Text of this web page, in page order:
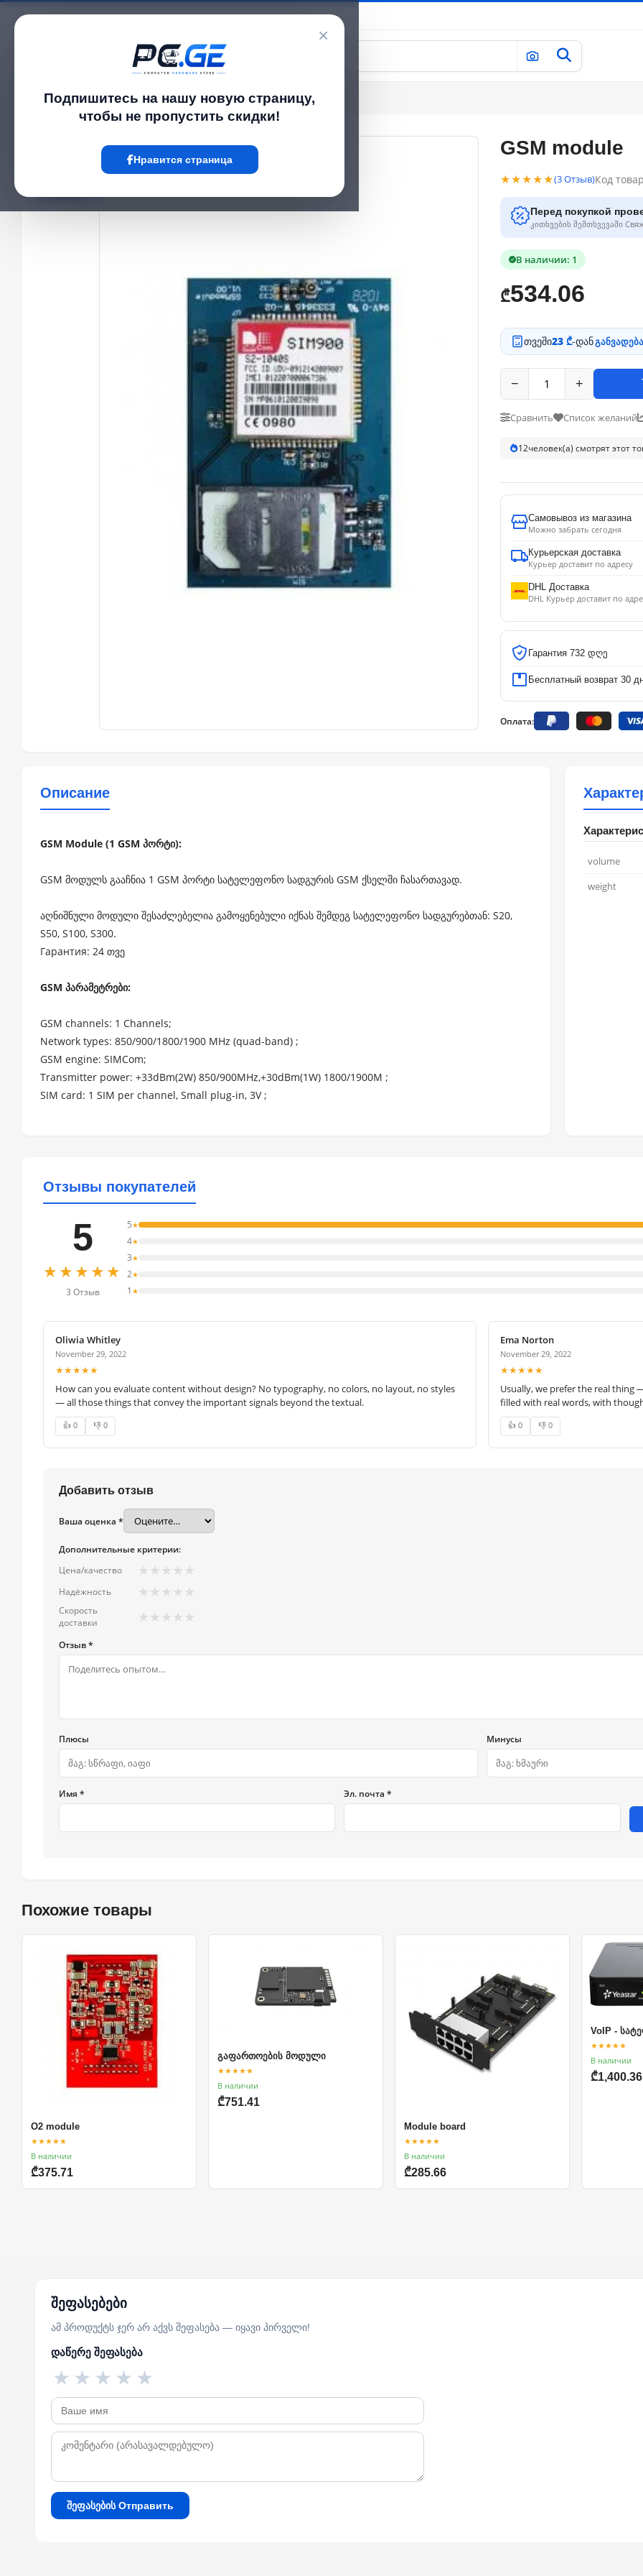
×
Подпишитесь на нашу новую страницу,
чтобы не пропустить скидки!
Нравится страница
Каталог
Главная›Сеть და Wi-Fi-ფაიბერი›GSM module
Hot GSM module
★★★★★(3 Отзыв)Код
Перед покупкой
კითხვების შემთხვევაში
В наличии: 1
₾534.06
თვეში23 ₾-დანგანვადება
− +
Сравнить Список желаний
12человек(а) смотрят этот
Самовывоз из магазина
Можно забрать сегодня
Курьерская доставка
Курьер доставит по адресу
DHL Доставка
DHL Курьер доставит по
Гарантия 732 დღე
Бесплатный возврат 30
Оплата:
Описание
GSM Module (1 GSM პორტი):
GSM მოდულს გააჩნია 1 GSM პორტი სატელეფონო სადგურის GSM ქსელში ჩასართავად.
აღნიშნული მოდული შესაძლებელია გამოყენებული იქნას შემდეგ სატელეფონო სადგურებთან: S20,
S50, S100, S300.
Гарантия: 24 თვე
GSM პარამეტრები:
GSM channels: 1 Channels;
Network types: 850/900/1800/1900 MHz (quad-band) ;
GSM engine: SIMCom;
Transmitter power: +33dBm(2W) 850/900MHz,+30dBm(1W) 1800/1900M ;
SIM card: 1 SIM per channel, Small plug-in, 3V ;
volume
weight
Отзывы покупателей
5
★★★★★
3 Отзыв
5★
4★
3★
2★
1 ★
Oliwia Whitley
November 29, 2022
★★★★★
How can you evaluate content without design? No typography, no colors, no layout, no styles
— all those things that convey the important signals beyond the textual.
👍 0 👎 0
Ema Norton
November 29, 2022
★★★★★
Usually, we prefer the real thing
filled with real words, with
👍 0 👎 0
Добавить отзыв
Ваша оценка *
Дополнительные критерии:
Цена/качество
★ ★ ★ ★ ★
Надёжность ★ ★ ★ ★ ★
Скорость
доставки
★ ★ ★ ★ ★
Отзыв *
Плюсы Минусы
Имя * Эл. почта *
Похожие товары
O2 module
★★★★★
В наличии
₾375.71
გაფართოების მოდული
★★★★★
В наличии
₾751.41
Module board
★★★★★
В наличии
₾285.66
VoIP -
★★★★★
В наличии
₾1,400.36
შეფასებები
ამ პროდუქტს ჯერ არ აქვს შეფასება — იყავი პირველი!
დაწერე შეფასება
★
★
★
★
★
შეფასების Отправить